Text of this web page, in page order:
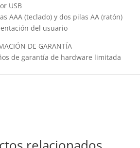
USB
AAA (teclado) y dos pilas AA (ratón)
del usuario
DE GARANTÍA
de garantía de hardware limitada